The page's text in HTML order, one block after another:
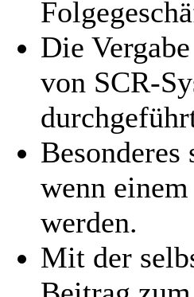
Die
von SCR-
wenn
werden.
Mit der